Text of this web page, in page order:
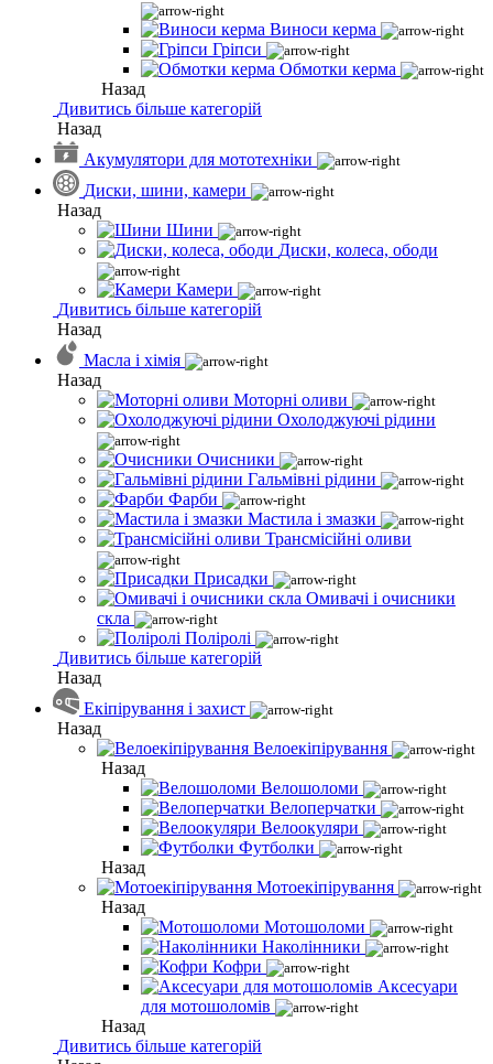
Виноси керма
Гріпси
Обмотки керма
Назад
Дивитись більше категорій
Назад
Акумулятори для мототехніки
Диски, шини, камери
Назад
Шини
Диски, колеса, ободи
Камери
Дивитись більше категорій
Назад
Масла і хімія
Назад
Моторні оливи
Охолоджуючі рідини
Очисники
Гальмівні рідини
Фарби
Мастила і змазки
Трансмісійні оливи
Присадки
Омивачі і очисники
скла
Поліролі
Дивитись більше категорій
Назад
Екіпірування і захист
Назад
Велоекіпірування
Назад
Велошоломи
Велоперчатки
Велоокуляри
Футболки
Назад
Мотоекіпірування
Назад
Мотошоломи
Наколінники
Кофри
Аксесуари
для мотошоломів
Назад
Дивитись більше категорій